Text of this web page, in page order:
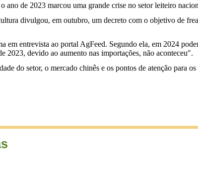
ano de 2023 marcou uma grande crise no setor leiteiro
divulgou, em outubro, um decreto com o objetivo de
em entrevista ao portal AgFeed. Segundo ela, em 2024
2023, devido ao aumento nas importações, não aconteceu".
do setor, o mercado chinês e os pontos de atenção para